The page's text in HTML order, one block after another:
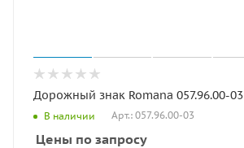
Дорожный знак Romana 057.96.00-03
В наличии Арт.: 057.96.00-03
Цены по запросу